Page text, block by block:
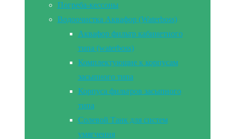
Погреба-кессоны
Водоочистка Аквафор (Waterboss)
Аквафор фильтр кабинетного
типа (waterboss)
Комплектующие к корпусам
засыпного типа
Корпуса фильтров засыпного
типа
Солевой Танк для систем
умягчения